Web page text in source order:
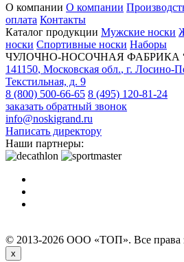
О компании О компании
оплата Контакты
Каталог продукции Мужские носки
носки Спортивные носки Наборы
ЧУЛОЧНО-НОСОЧНАЯ ФАБРИКА
141150, Московская обл., г. Лосино-
Текстильная, д. 9
8 (800) 500-66-65 8 (495) 120-81-24
заказать обратный звонок
info@noskigrand.ru
Написать директору
Наши партнеры:
© 2013-2026 ООО «ТОП». Все
x